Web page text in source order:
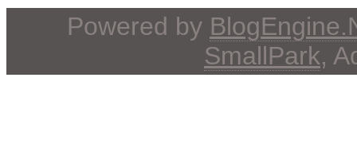
Powered by
SmallPark,